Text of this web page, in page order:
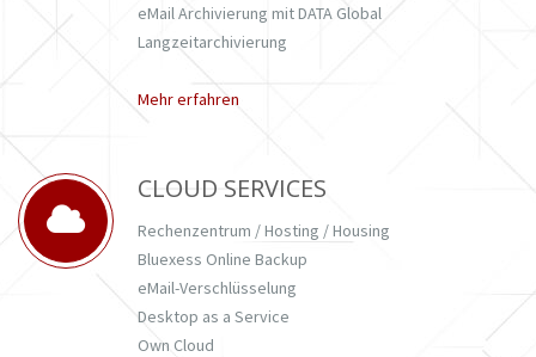
eMail Archivierung mit DATA Global
Langzeitarchivierung
Mehr erfahren
CLOUD SERVICES
Rechenzentrum / Hosting / Housing
Bluexess Online Backup
eMail-Verschlüsselung
Desktop as a Service
Own Cloud